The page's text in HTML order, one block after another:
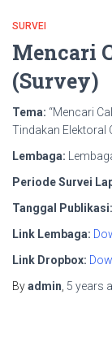
SURVEI
Mencari
(Survey)
Tema: “Mencari
Tindakan Elektoral
Lembaga:
Periode Survei
Tanggal Publikasi:
Link Lembaga:
Link Dropbox:
Byadmin 5 years